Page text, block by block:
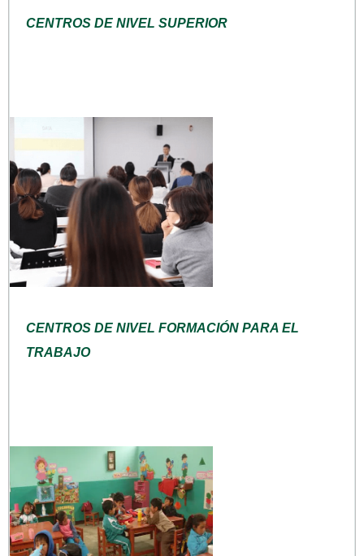
CENTROS DE NIVEL SUPERIOR
CENTROS DE NIVEL FORMACIÓN PARA EL
TRABAJO